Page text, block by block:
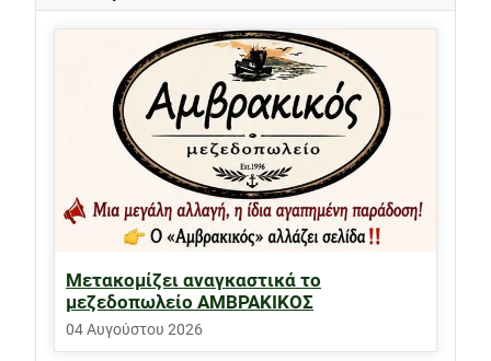
Μετακομίζει αναγκαστικά το
μεζεδοπωλείο ΑΜΒΡΑΚΙΚΟΣ
04 Αυγούστου 2026